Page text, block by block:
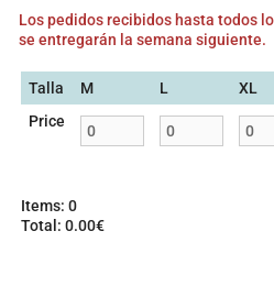
Los pedidos recibidos hasta todos
se entregarán la semana siguiente.
Talla M L XL
Price
Items: 0
Total : 0.00€